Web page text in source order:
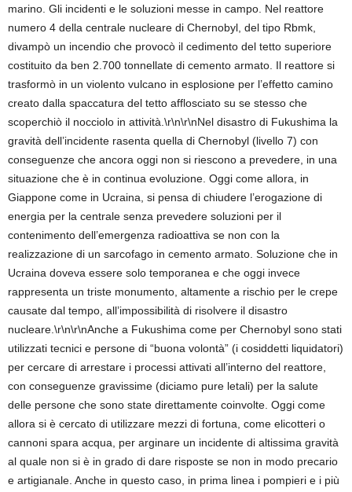
marino. Gli incidenti e le soluzioni messe in campo. Nel reattore
numero 4 della centrale nucleare di Chernobyl, del tipo Rbmk,
divampò un incendio che provocò il cedimento del tetto superiore
costituito da ben 2.700 tonnellate di cemento armato. Il reattore si
trasformò in un violento vulcano in esplosione per l’effetto camino
creato dalla spaccatura del tetto afflosciato su se stesso che
scoperchiò il nocciolo in attività.\r\n\r\nNel disastro di Fukushima la
gravità dell’incidente rasenta quella di Chernobyl (livello 7) con
conseguenze che ancora oggi non si riescono a prevedere, in una
situazione che è in continua evoluzione. Oggi come allora, in
Giappone come in Ucraina, si pensa di chiudere l’erogazione di
energia per la centrale senza prevedere soluzioni per il
contenimento dell’emergenza radioattiva se non con la
realizzazione di un sarcofago in cemento armato. Soluzione che in
Ucraina doveva essere solo temporanea e che oggi invece
rappresenta un triste monumento, altamente a rischio per le crepe
causate dal tempo, all’impossibilità di risolvere il disastro
nucleare.\r\n\r\nAnche a Fukushima come per Chernobyl sono stati
utilizzati tecnici e persone di “buona volontà” (i cosiddetti liquidatori)
per cercare di arrestare i processi attivati all’interno del reattore,
con conseguenze gravissime (diciamo pure letali) per la salute
delle persone che sono state direttamente coinvolte. Oggi come
allora si è cercato di utilizzare mezzi di fortuna, come elicotteri o
cannoni spara acqua, per arginare un incidente di altissima gravità
al quale non si è in grado di dare risposte se non in modo precario
e artigianale. Anche in questo caso, in prima linea i pompieri e i più